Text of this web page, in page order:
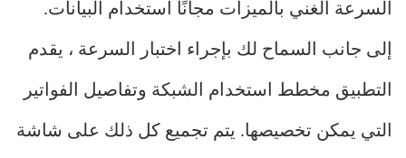
السرعة الغني بالميزات مجانًا استخدام البيانات.
إلى جانب السماح لك بإجراء اختبار السرعة ، يقدم
التطبيق مخطط استخدام الشبكة وتفاصيل الفواتير
التي يمكن تخصيصها. يتم تجميع كل ذلك على شاشة